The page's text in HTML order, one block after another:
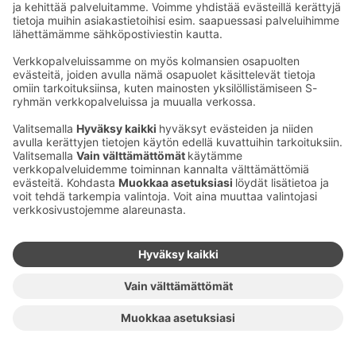
Sähköpostiosoitteet S-ryhmässä ovat muotoa
etunimi.sukunimi@sok.fi
Seuraa meitä:
Muuta evästeasetuksia